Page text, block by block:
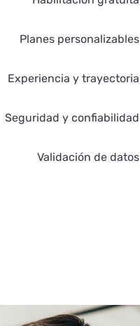
Planes personalizables
Experiencia y trayectoria
Seguridad y confiabilidad
Validación de datos